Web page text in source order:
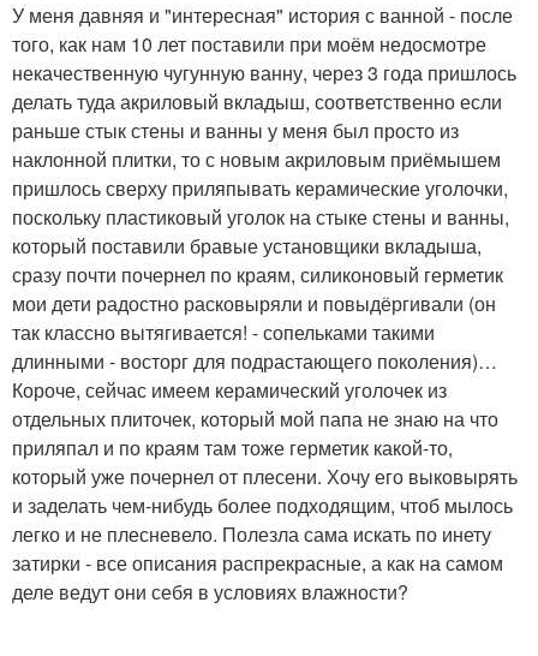
У меня давняя и "интересная" история с ванной - после
того, как нам 10 лет поставили при моём недосмотре
некачественную чугунную ванну, через 3 года пришлось
делать туда акриловый вкладыш, соответственно если
раньше стык стены и ванны у меня был просто из
наклонной плитки, то с новым акриловым приёмышем
пришлось сверху приляпывать керамические уголочки,
поскольку пластиковый уголок на стыке стены и ванны,
который поставили бравые установщики вкладыша,
сразу почти почернел по краям, силиконовый герметик
мои дети радостно расковыряли и повыдёргивали (он
так классно вытягивается! - сопельками такими
длинными - восторг для подрастающего поколения)…
Короче, сейчас имеем керамический уголочек из
отдельных плиточек, который мой папа не знаю на что
приляпал и по краям там тоже герметик какой-то,
который уже почернел от плесени. Хочу его выковырять
и заделать чем-нибудь более подходящим, чтоб мылось
легко и не плесневело. Полезла сама искать по инету
затирки - все описания распрекрасные, а как на самом
деле ведут они себя в условиях влажности?